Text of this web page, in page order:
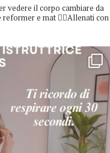
vedere il corpo cambiare da
reformer e mat 👇🏻Allenati con